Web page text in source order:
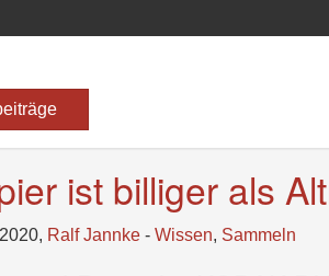
ist billiger als
Ralf Jannke - Wissen, Sammeln